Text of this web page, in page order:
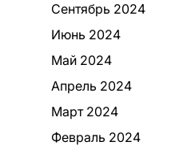
Сентябрь 2024
Июнь 2024
Май 2024
Апрель 2024
Март 2024
Февраль 2024